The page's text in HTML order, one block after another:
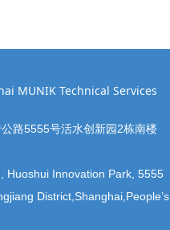
MUNIK Technical Services
路5555号活水创新园2栋南楼
Huoshui Innovation Park, 5555
District,Shanghai,People’s